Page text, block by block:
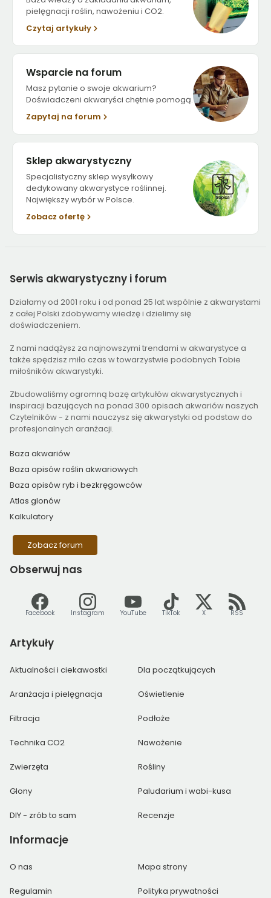
pielęgnacji roślin, nawożeniu i CO2.
Czytaj artykuły
Wsparcie na forum
Masz pytanie o swoje akwarium?
Doświadczeni akwaryści chętnie pomogą.
Zapytaj na forum
Sklep akwarystyczny
Specjalistyczny sklep wysyłkowy
dedykowany akwarystyce roślinnej.
Największy wybór w Polsce.
Zobacz ofertę
Serwis akwarystyczny i forum
Działamy od 2001 roku i od ponad 25 lat wspólnie z akwarystami
z całej Polski zdobywamy wiedzę i dzielimy się
doświadczeniem.
Z nami nadążysz za najnowszymi trendami w akwarystyce a
także spędzisz miło czas w towarzystwie podobnych Tobie
miłośników akwarystyki.
Zbudowaliśmy ogromną bazę artykułów akwarystycznych i
inspiracji bazujących na ponad 300 opisach akwariów naszych
Czytelników - z nami nauczysz się akwarystyki od podstaw do
profesjonalnych aranżacji.
Baza akwariów
Baza opisów roślin akwariowych
Baza opisów ryb i bezkręgowców
Atlas glonów
Kalkulatory
Zobacz forum
Obserwuj nas
Facebook Instagram YouTube TikTok X RSS
Artykuły
Aktualności i ciekawostki Dla początkujących
Aranżacja i pielęgnacja Oświetlenie
Filtracja Podłoże
Technika CO2 Nawożenie
Zwierzęta Rośliny
Glony Paludarium i wabi-kusa
DIY - zrób to sam Recenzje
Informacje
O nas Mapa strony
Regulamin Polityka prywatności